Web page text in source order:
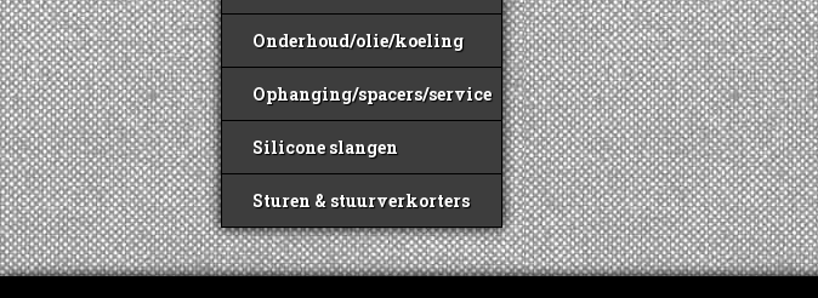
Onderhoud/olie/koeling
Ophanging/spacers/service
Silicone slangen
Sturen & stuurverkorters